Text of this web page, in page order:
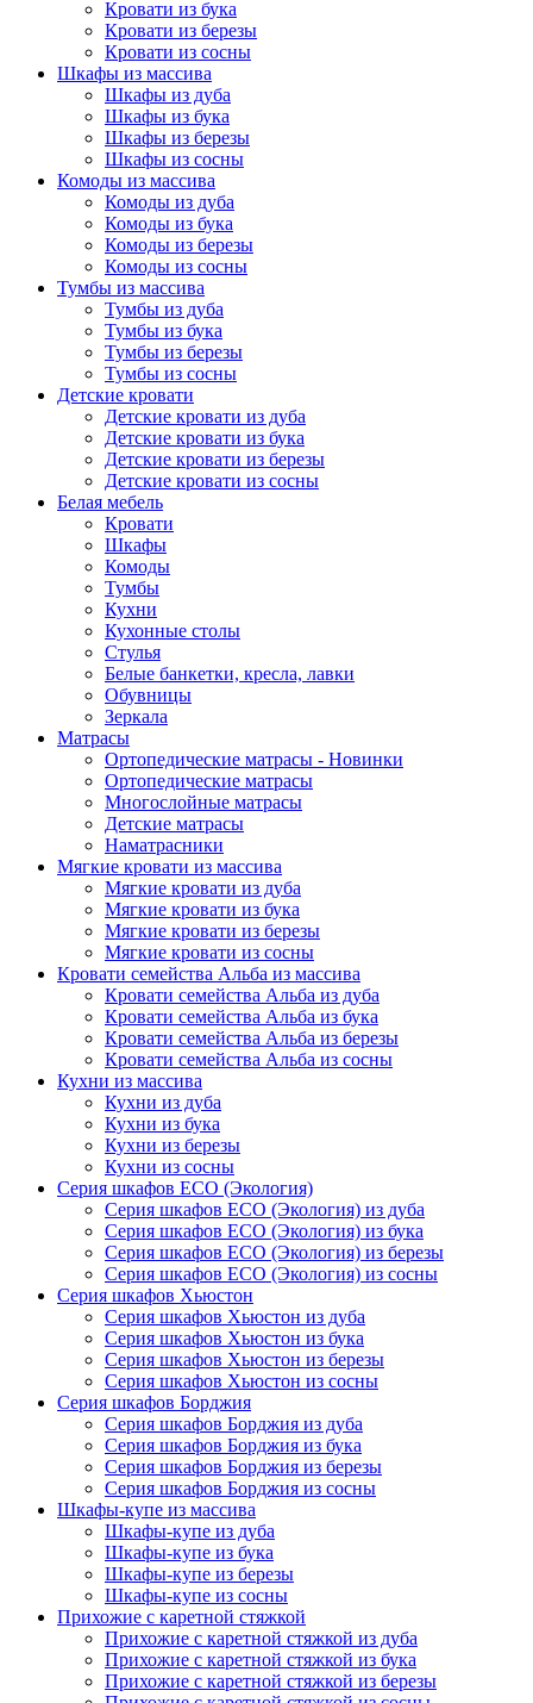
Кровати из бука
Кровати из березы
Кровати из сосны
Шкафы из массива
Шкафы из дуба
Шкафы из бука
Шкафы из березы
Шкафы из сосны
Комоды из массива
Комоды из дуба
Комоды из бука
Комоды из березы
Комоды из сосны
Тумбы из массива
Тумбы из дуба
Тумбы из бука
Тумбы из березы
Тумбы из сосны
Детские кровати
Детские кровати из дуба
Детские кровати из бука
Детские кровати из березы
Детские кровати из сосны
Белая мебель
Кровати
Шкафы
Комоды
Тумбы
Кухни
Кухонные столы
Стулья
Белые банкетки, кресла, лавки
Обувницы
Зеркала
Матрасы
Ортопедические матрасы - Новинки
Ортопедические матрасы
Многослойные матрасы
Детские матрасы
Наматрасники
Мягкие кровати из массива
Мягкие кровати из дуба
Мягкие кровати из бука
Мягкие кровати из березы
Мягкие кровати из сосны
Кровати семейства Альба из массива
Кровати семейства Альба из дуба
Кровати семейства Альба из бука
Кровати семейства Альба из березы
Кровати семейства Альба из сосны
Кухни из массива
Кухни из дуба
Кухни из бука
Кухни из березы
Кухни из сосны
Серия шкафов ECO (Экология)
Серия шкафов ECO (Экология) из дуба
Серия шкафов ECO (Экология) из бука
Серия шкафов ECO (Экология) из березы
Серия шкафов ECO (Экология) из сосны
Серия шкафов Хьюстон
Серия шкафов Хьюстон из дуба
Серия шкафов Хьюстон из бука
Серия шкафов Хьюстон из березы
Серия шкафов Хьюстон из сосны
Серия шкафов Борджия
Серия шкафов Борджия из дуба
Серия шкафов Борджия из бука
Серия шкафов Борджия из березы
Серия шкафов Борджия из сосны
Шкафы-купе из массива
Шкафы-купе из дуба
Шкафы-купе из бука
Шкафы-купе из березы
Шкафы-купе из сосны
Прихожие с каретной стяжкой
Прихожие с каретной стяжкой из дуба
Прихожие с каретной стяжкой из бука
Прихожие с каретной стяжкой из березы